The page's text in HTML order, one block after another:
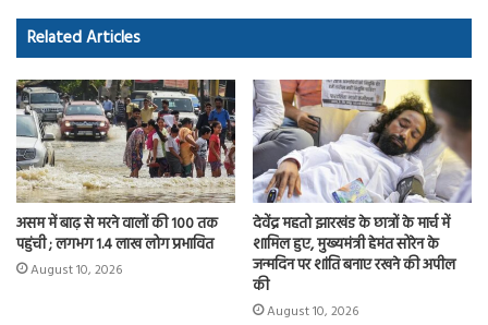
o
ok
d
o
n
Related Articles
असम में बाढ़ से मरने वालों की 100 तक
पहुंची ; लगभग 1.4 लाख लोग प्रभावित
August 10, 2026
देवेंद्र महतो झारखंड के छात्रों के मार्च में
शामिल हुए, मुख्यमंत्री हेमंत सोरेन के
जन्मदिन पर शांति बनाए रखने की अपील
की
August 10, 2026